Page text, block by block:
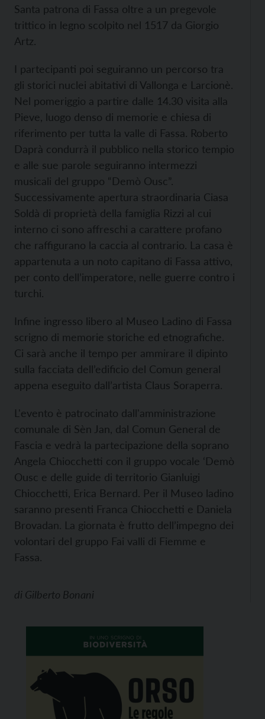
Santa patrona di Fassa oltre a un pregevole
trittico in legno scolpito nel 1517 da Giorgio
Artz.
I partecipanti poi seguiranno un percorso tra
gli storici nuclei abitativi di Vallonga e Larcionè.
Nel pomeriggio a partire dalle 14.30 visita alla
Pieve, luogo denso di memorie e chiesa di
riferimento per tutta la valle di Fassa. Roberto
Daprà condurrà il pubblico nella storico tempio
e alle sue parole seguiranno intermezzi
musicali del gruppo “Demò Ousc”.
Successivamente apertura straordinaria Ciasa
Soldà di proprietà della famiglia Rizzi al cui
interno ci sono affreschi a carattere profano
che raffigurano la caccia al contrario. La casa è
appartenuta a un noto capitano di Fassa attivo,
per conto dell’imperatore, nelle guerre contro i
turchi.
Infine ingresso libero al Museo Ladino di Fassa
scrigno di memorie storiche ed etnografiche.
Ci sarà anche il tempo per ammirare il dipinto
sulla facciata dell’edificio del Comun general
appena eseguito dall’artista Claus Soraperra.
L'evento è patrocinato dall'amministrazione
comunale di Sèn Jan, dal Comun General de
Fascia e vedrà la partecipazione della soprano
Angela Chiocchetti con il gruppo vocale ‘Demò
Ousc e delle guide di territorio Gianluigi
Chiocchetti, Erica Bernard. Per il Museo ladino
saranno presenti Franca Chiocchetti e Daniela
Brovadan. La giornata è frutto dell’impegno dei
volontari del gruppo Fai valli di Fiemme e
Fassa.
di Gilberto Bonani